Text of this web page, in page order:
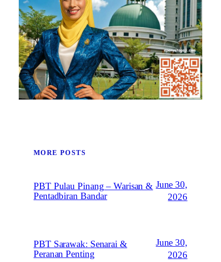
MORE POSTS
PBT Pulau Pinang – Warisan &
Pentadbiran Bandar
June 30,
2026
PBT Sarawak: Senarai &
Peranan Penting
June 30,
2026